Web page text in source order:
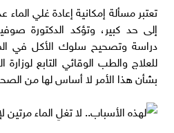
تعتبر مسألة إمكانية إعادة غلي
إلى حد كبير، وتؤكد الدكتورة
دراسة وتصحيح سلوك الأكل في
للعلاج والطب الوقائي التابع
بشأن هذا الأمر لا أساس لها من